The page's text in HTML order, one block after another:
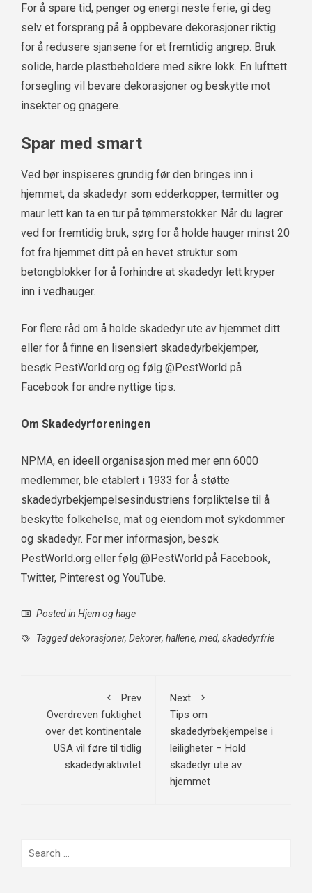
For å spare tid, penger og energi neste ferie, gi deg
selv et forsprang på å oppbevare dekorasjoner riktig
for å redusere sjansene for et fremtidig angrep. Bruk
solide, harde plastbeholdere med sikre lokk. En lufttett
forsegling vil bevare dekorasjoner og beskytte mot
insekter og gnagere.
Spar med smart
Ved bør inspiseres grundig før den bringes inn i
hjemmet, da skadedyr som edderkopper, termitter og
maur lett kan ta en tur på tømmerstokker. Når du lagrer
ved for fremtidig bruk, sørg for å holde hauger minst 20
fot fra hjemmet ditt på en hevet struktur som
betongblokker for å forhindre at skadedyr lett kryper
inn i vedhauger.
For flere råd om å holde skadedyr ute av hjemmet ditt
eller for å finne en lisensiert skadedyrbekjemper,
besøk PestWorld.org og følg @PestWorld på
Facebook for andre nyttige tips.
Om Skadedyrforeningen
NPMA, en ideell organisasjon med mer enn 6000
medlemmer, ble etablert i 1933 for å støtte
skadedyrbekjempelsesindustriens forpliktelse til å
beskytte folkehelse, mat og eiendom mot sykdommer
og skadedyr. For mer informasjon, besøk
PestWorld.org eller følg @PestWorld på Facebook,
Twitter, Pinterest og YouTube.
Posted in Hjem og hage
Taggeddekorasjoner, Dekorer, hallene, med, skadedyrfrie
Prev
Overdreven fuktighet
over det kontinentale
USA vil føre til tidlig
skadedyraktivitet
Next
Tips om
skadedyrbekjempelse i
leiligheter – Hold
skadedyr ute av
hjemmet
Search